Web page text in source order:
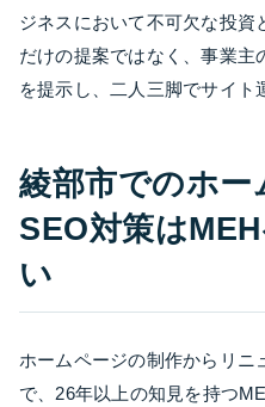
ジネスにおいて不可欠な投資
だけの提案ではなく、事業主
を提示し、二人三脚でサイト
綾部市でのホー
SEO対策は
い
ホームページの制作からリニ
で、26年以上の知見を持つ